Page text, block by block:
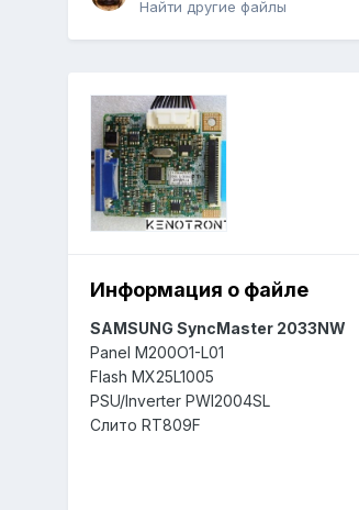
Найти другие файлы
Информация о файле
SAMSUNG SyncMaster 2033NW
Panel M200O1-L01
Flash MX25L1005
PSU/Inverter PWI2004SL
Слито RT809F